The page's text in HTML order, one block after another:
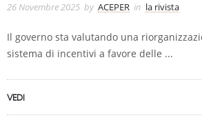
26 Novembre 2025 by ACEPER in la rivista
Il governo sta valutando una
sistema di incentivi a favore delle ...
VEDI